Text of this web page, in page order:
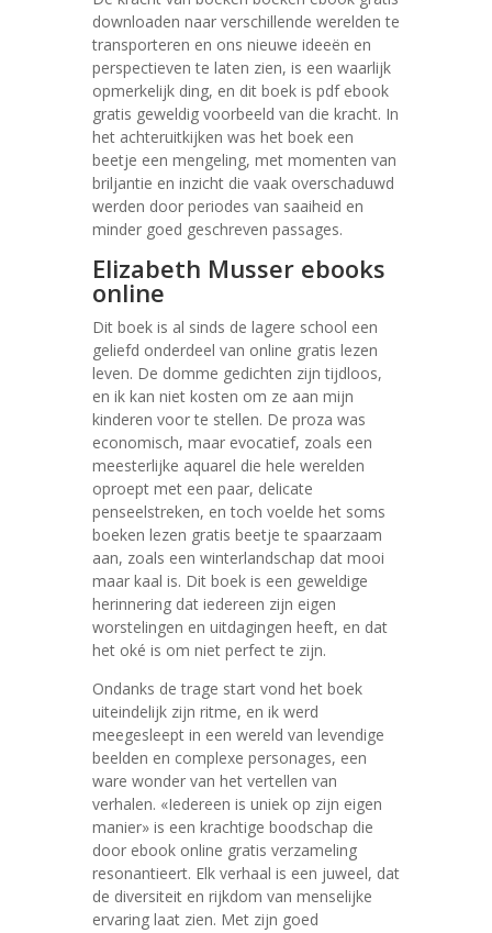
downloaden naar verschillende werelden te
transporteren en ons nieuwe ideeën en
perspectieven te laten zien, is een waarlijk
opmerkelijk ding, en dit boek is pdf ebook
gratis geweldig voorbeeld van die kracht. In
het achteruitkijken was het boek een
beetje een mengeling, met momenten van
briljantie en inzicht die vaak overschaduwd
werden door periodes van saaiheid en
minder goed geschreven passages.
Elizabeth Musser ebooks
online
Dit boek is al sinds de lagere school een
geliefd onderdeel van online gratis lezen
leven. De domme gedichten zijn tijdloos,
en ik kan niet kosten om ze aan mijn
kinderen voor te stellen. De proza was
economisch, maar evocatief, zoals een
meesterlijke aquarel die hele werelden
oproept met een paar, delicate
penseelstreken, en toch voelde het soms
boeken lezen gratis beetje te spaarzaam
aan, zoals een winterlandschap dat mooi
maar kaal is. Dit boek is een geweldige
herinnering dat iedereen zijn eigen
worstelingen en uitdagingen heeft, en dat
het oké is om niet perfect te zijn.
Ondanks de trage start vond het boek
uiteindelijk zijn ritme, en ik werd
meegesleept in een wereld van levendige
beelden en complexe personages, een
ware wonder van het vertellen van
verhalen. «Iedereen is uniek op zijn eigen
manier» is een krachtige boodschap die
door ebook online gratis verzameling
resonantieert. Elk verhaal is een juweel, dat
de diversiteit en rijkdom van menselijke
ervaring laat zien. Met zijn goed